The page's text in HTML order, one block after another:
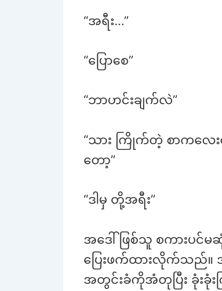
“အရီး…”
“ပြောစေ”
“ဘာဟင်းချက်လဲ”
“သား ကြိုက်တဲ့ စာကလေး
တော့”
“ဒါမှ တို့အရီး”
အဒေါ်ဖြစ်သူ စကားပင်
ပြေးဖက်ထားလိုက်သည်။
အတွင်းခံကိုအံတုပြီး ခုံးခုံး